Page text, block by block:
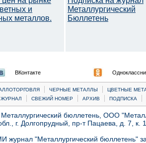
и
металлов.
Металлургический
Бюллетень
ВКонтакте
| ЧЕРНЫЕ МЕТАЛЛЫ |
ЦВЕТНЫЕ
ЖУРНАЛ
| СВЕЖИЙ НОМЕР | АРХИВ | ПОДПИСКА |
бюллетень, ООО
г. Долгопрудный, пр-т Пацаева, д. 7,
журнал "Металлургический бюллетень"